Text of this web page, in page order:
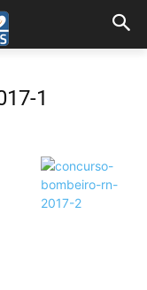
1